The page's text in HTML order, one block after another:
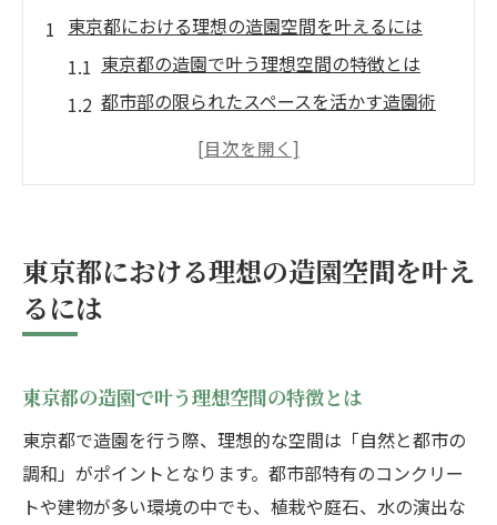
東京都における理想の造園空間を叶えるには
東京都の造園で叶う理想空間の特徴とは
都市部の限られたスペースを活かす造園術
造園のプロが提案する東京都の庭づくりポ
造園で実現する東京都の庭づくり最新動向
東京都の造園で広がる最新ガーデンスタイ
庭づくりにおける東京都の造園技術進化
造園会社が語る東京都のトレンドと事例
東京都の造園ランキングから見る動向
造園を活用した東京都の庭リフォーム事例
東京都における理想の造園空間を叶え
るには
東京都の造園で叶う理想空間の特徴とは
東京都で造園を行う際、理想的な空間は「自然と都市の
調和」がポイントとなります。都市部特有のコンクリー
トや建物が多い環境の中でも、植栽や庭石、水の演出な